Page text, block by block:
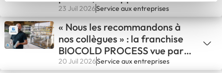
concrètes
23 Juil 2026Service aux entreprises
« Nous les recommandons à
nos collègues » : la franchise
BIOCOLD PROCESS vue par
ses clients
20 Juil 2026Service aux entreprises